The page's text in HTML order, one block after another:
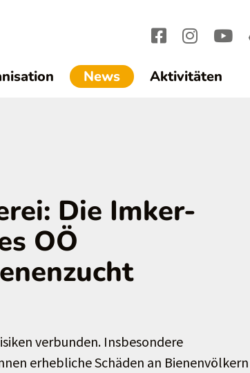
News(current)1
Aktivitäten
Die Imker-
OÖ
verbunden. Insbesondere
erhebliche Schäden an Bienenvölkern